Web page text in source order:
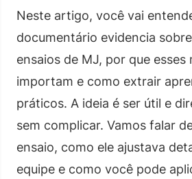
Neste artigo, você vai
documentário evidencia
ensaios de MJ, por que esses
importam e como extrair
práticos. A ideia é ser útil e
sem complicar. Vamos falar
ensaio, como ele ajustava
equipe e como você pode